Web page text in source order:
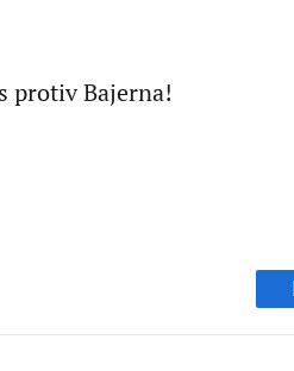
protiv Bajerna!